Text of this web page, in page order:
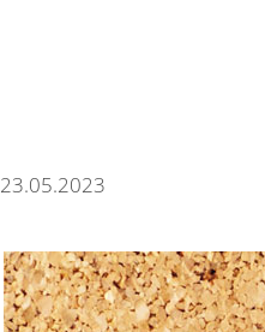
23.05.2023